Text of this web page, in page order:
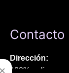
Contacto
Dirección:
100% online